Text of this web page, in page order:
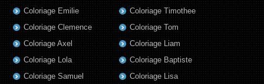
Coloriage Emilie
Coloriage Clemence
Coloriage Axel
Coloriage Lola
Coloriage Samuel
Coloriage Timothee
Coloriage Tom
Coloriage Liam
Coloriage Baptiste
Coloriage Lisa